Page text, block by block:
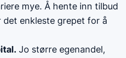
mye. Å hente inn tilbud
enkleste grepet for å
Jo større egenandel,